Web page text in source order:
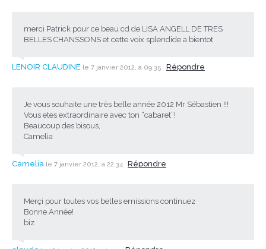
merci Patrick pour ce beau cd de LISA ANGELL DE TRES
BELLES CHANSSONS et cette voix splendide a bientot
LENOIR CLAUDINE le 7 janvier 2012, à 09:35 Répondre
Je vous souhaite une très belle année 2012 Mr Sébastien !!!
Vous etes extraordinaire avec ton “cabaret”!
Beaucoup des bisous,
Camelia
Camelia le 7 janvier 2012, à 22:34 Répondre
Merçi pour toutes vos belles emissions continuez
Bonne Année!
biz